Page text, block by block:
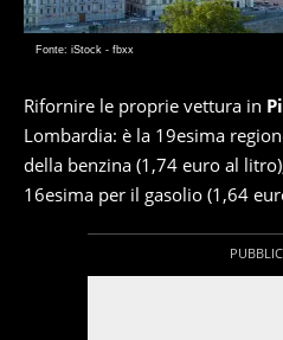
Fonte: iStock - fbxx
Rifornire le proprie vettura in
Lombardia: è la 19esima
della benzina (1,74 euro al
16esima per il gasolio (1,64